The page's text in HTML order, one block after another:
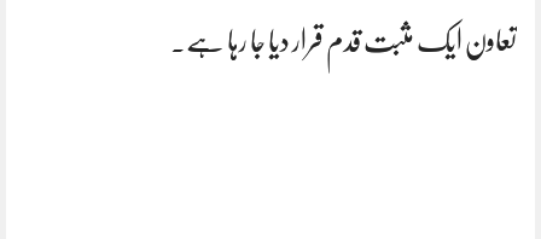
تعاون ایک مثبت قدم قرار دیا جا رہا ہے۔